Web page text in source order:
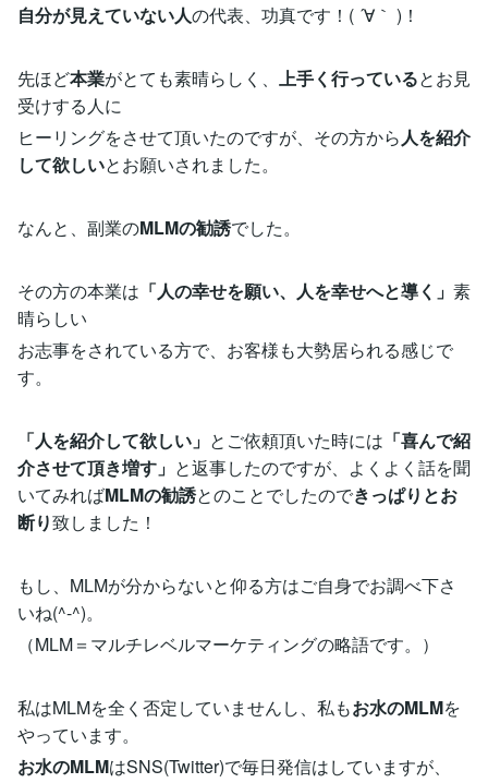
自分が見えていない人の代表、功真です！( ´∀｀ )！
先ほど本業がとても素晴らしく、 上手く行っているとお見
受けする人に
ヒーリングをさせて頂いたのですが、その方から人を紹介
して欲しいとお願いされました。
なんと、副業のMLMの勧誘でした。
その方の本業は 「人の幸せを願い、人を幸せへと導く」 素
晴らしい
お志事をされている方で、お客様も大勢居られる感じで
す。
「人を紹介して欲しい」 とご依頼頂いた時には 「喜んで紹
介させて頂き増す」 と返事したのですが、よくよく話を聞
いてみればMLMの勧誘とのことでしたのできっぱりとお
断り致しました！
もし、MLMが分からないと仰る方はご自身でお調べ下さ
いね(^-^)。
（MLM＝マルチレベルマーケティングの略語です。）
私はMLMを全く否定していませんし、私もお水のMLMを
やっています。
お水のMLMはSNS(Twitter)で毎日発信はしていますが、